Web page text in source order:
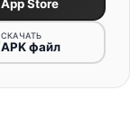
App Store
СКАЧАТЬ
APK файл